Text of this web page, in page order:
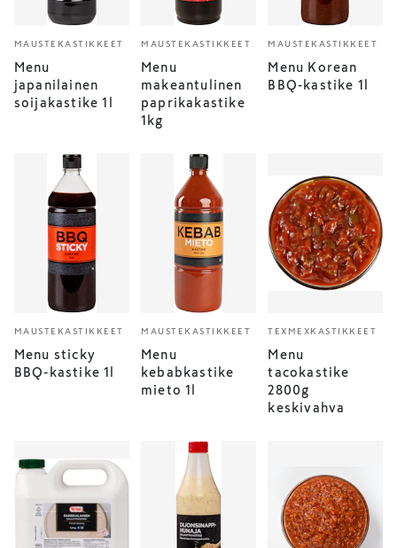
MAUSTEKASTIKKEET
Menu
japanilainen
soijakastike 1l
MAUSTEKASTIKKEET
Menu
makeantulinen
paprikakastike
1kg
MAUSTEKASTIKKEET
Menu Korean
BBQ-kastike 1l
MAUSTEKASTIKKEET
Menu sticky
BBQ-kastike 1l
MAUSTEKASTIKKEET
Menu
kebabkastike
mieto 1l
TEXMEXKASTIKKEET
Menu
tacokastike
2800g
keskivahva